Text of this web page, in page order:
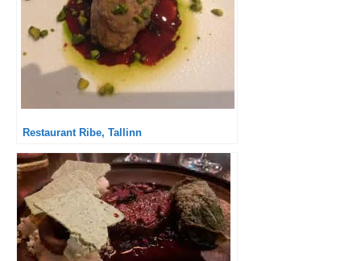
Restaurant Ribe, Tallinn